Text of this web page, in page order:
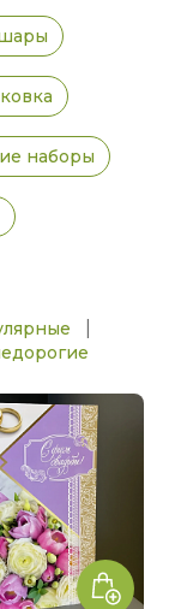
наборы